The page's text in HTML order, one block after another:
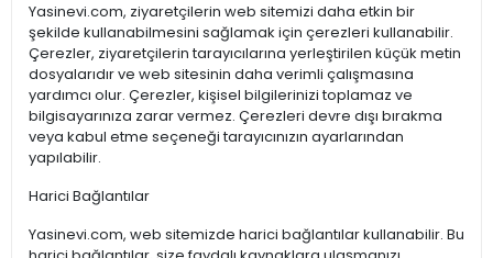
Yasinevi.com, ziyaretçilerin web sitemizi daha etkin bir
şekilde kullanabilmesini sağlamak için çerezleri kullanabilir.
Çerezler, ziyaretçilerin tarayıcılarına yerleştirilen küçük metin
dosyalarıdır ve web sitesinin daha verimli çalışmasına
yardımcı olur. Çerezler, kişisel bilgilerinizi toplamaz ve
bilgisayarınıza zarar vermez. Çerezleri devre dışı bırakma
veya kabul etme seçeneği tarayıcınızın ayarlarından
yapılabilir.
Harici Bağlantılar
Yasinevi.com, web sitemizde harici bağlantılar kullanabilir. Bu